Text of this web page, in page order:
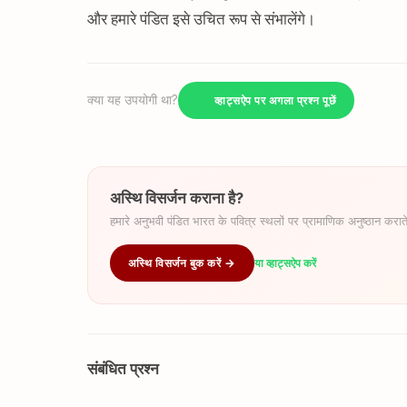
और हमारे पंडित इसे उचित रूप से संभालेंगे।
क्या यह उपयोगी था? व्हाट्सऐप पर अगला प्रश्न पूछें
अस्थि विसर्जन कराना है?
हमारे अनुभवी पंडित भारत के पवित्र स्थलों पर प्रामाणिक अनुष्ठान
अस्थि विसर्जन बुक करें → या व्हाट्सऐप करें
संबंधित प्रश्न